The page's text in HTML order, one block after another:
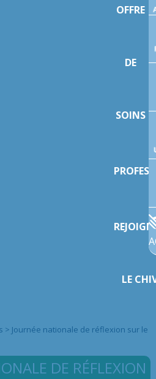
OFFRE
DE
SOINS
LE
> Journée nationale de réflexion sur le
DE RÉFLEXION